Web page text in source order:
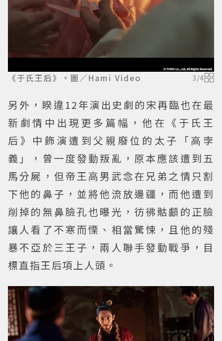
《于氏王后》。圖／Hami Video 3/4
另外，睽違12年演出史劇的宋再臨也在最
新劇情中出現更多篇幅，他在《于氏王
后》中飾演遭到父親廢位的太子「高孛
義」，曾一度發動叛亂，原本應該遭到五
馬分屍，但帝王高男武念在兄弟之情只割
下他的鼻子，並將他流放邊疆，而他遭到
削掉的無鼻臉孔也曝光，彷彿骷顱的正臉
讓人看了不寒而慄、相當驚悚，且他的殘
暴不亞於三王子，兩人聯手發動戰爭，目
標直指王后項上人頭。